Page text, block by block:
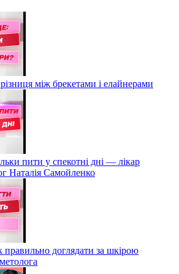
між брекетами і елайнерами
пити у спекотні дні — лікар
Наталія Самойленко
правильно доглядати за шкірою